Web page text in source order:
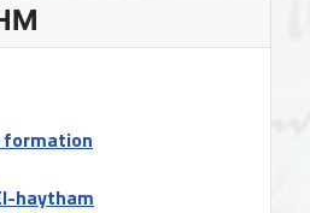
formation
haytham